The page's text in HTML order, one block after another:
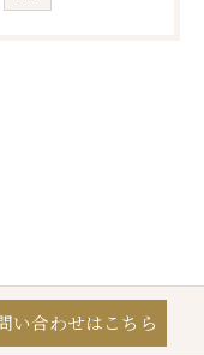
い合わせはこちら